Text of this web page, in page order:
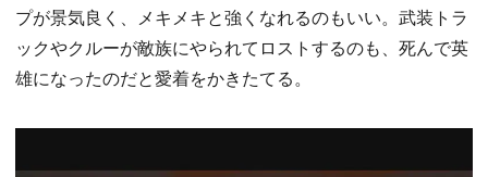
プが景気良く、メキメキと強くなれるのもいい。武装トラ
ックやクルーが敵族にやられてロストするのも、死んで英
雄になったのだと愛着をかきたてる。